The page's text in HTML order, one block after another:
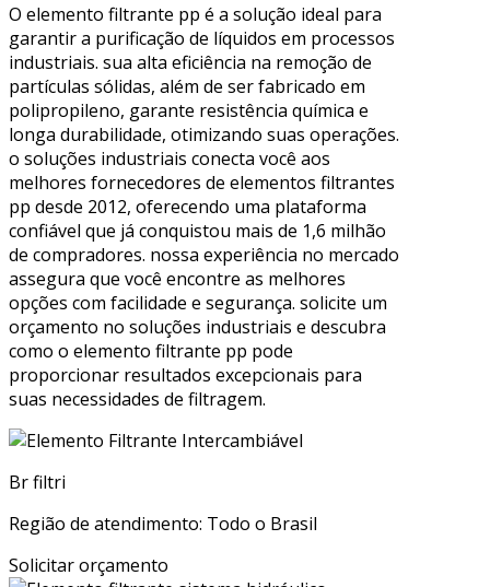
O elemento filtrante pp é a solução ideal para
garantir a purificação de líquidos em processos
industriais. sua alta eficiência na remoção de
partículas sólidas, além de ser fabricado em
polipropileno, garante resistência química e
longa durabilidade, otimizando suas operações.
o soluções industriais conecta você aos
melhores fornecedores de elementos filtrantes
pp desde 2012, oferecendo uma plataforma
confiável que já conquistou mais de 1,6 milhão
de compradores. nossa experiência no mercado
assegura que você encontre as melhores
opções com facilidade e segurança. solicite um
orçamento no soluções industriais e descubra
como o elemento filtrante pp pode
proporcionar resultados excepcionais para
suas necessidades de filtragem.
Br filtri
Região de atendimento: Todo o Brasil
Solicitar orçamento